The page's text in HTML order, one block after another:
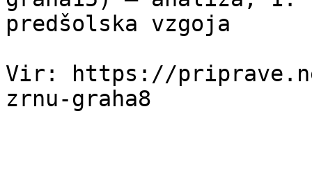
predšolska vzgoja
Vir: https://